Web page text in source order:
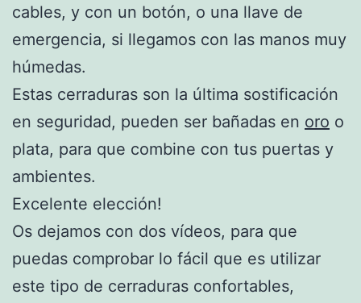
cables, y con un botón, o una llave de
emergencia, si llegamos con las manos muy
húmedas.
Estas cerraduras son la última sostificación
en seguridad, pueden ser bañadas en oro o
plata, para que combine con tus puertas y
ambientes.
Excelente elección!
Os dejamos con dos vídeos, para que
puedas comprobar lo fácil que es utilizar
este tipo de cerraduras confortables,